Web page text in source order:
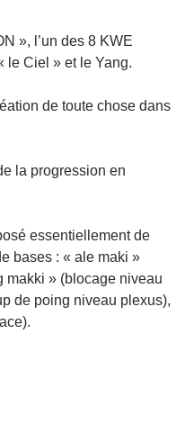
», l’un des 8 KWE
le Ciel » et le Yang.
de toute chose dans
la progression en
essentiellement de
bases : « ale maki »
makki » (blocage niveau
de poing niveau plexus),